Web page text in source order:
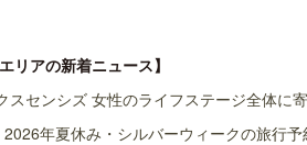
リアの新着ニュース】
スセンシズ 女性のライフステージ全体
2026年夏休み・シルバーウィークの旅行